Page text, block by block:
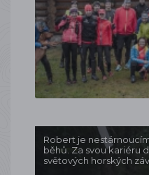
Robert je
běhů. Za svou kariéru
světových horských